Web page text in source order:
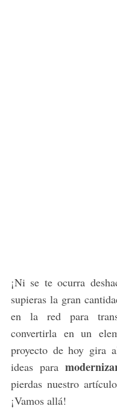
¡Ni se te ocurra
supieras la gran
en la red para
convertirla en un
proyecto de hoy gira
ideas para
pierdas nuestro
¡Vamos allá!